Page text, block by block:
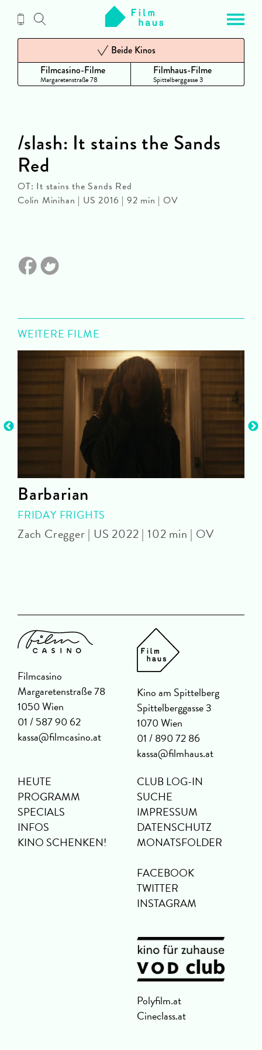
Inhalt
Filmcasino-Filme
Margaretenstraße 78
Beide Kinos
Filmhaus-Filme
Spittelberggasse 3
/slash: It stains the Sands
Red
OT: It stains the Sands Red
Colin Minihan | US 2016 | 92 min | OV
WEITERE FILME
Barbarian
FRIDAY FRIGHTS
Zach Cregger | US 2022 | 102 min | OV
Filmcasino
Margaretenstraße 78
1050 Wien
01 / 587 90 62
kassa@filmcasino.at
Kino am Spittelberg
Spittelberggasse 3
1070 Wien
01 / 890 72 86
kassa@filmhaus.at
HEUTE
PROGRAMM
SPECIALS
INFOS
KINO SCHENKEN!
CLUB LOG-IN
SUCHE
IMPRESSUM
DATENSCHUTZ
MONATSFOLDER
FACEBOOK
TWITTER
INSTAGRAM
Polyfilm.at
Cineclass.at